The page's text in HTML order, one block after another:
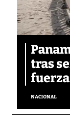
tras
NACIONAL